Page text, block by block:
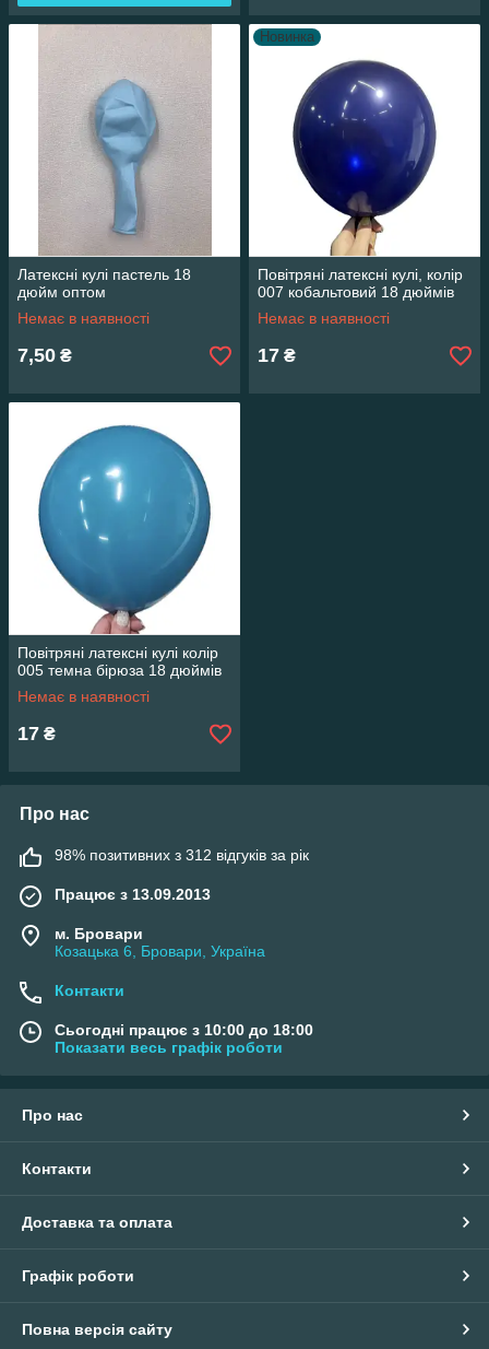
Латексні кулі пастель 18
дюйм оптом
Немає в наявності
7,50 ₴
Новинка
Повітряні латексні кулі, колір
007 кобальтовий 18 дюймів
Немає в наявності
17 ₴
Повітряні латексні кулі колір
005 темна бірюза 18 дюймів
Немає в наявності
17 ₴
Про нас
98% позитивних з 312 відгуків за рік
Працює з 13.09.2013
м. Бровари
Козацька 6, Бровари, Україна
Контакти
Сьогодні працює з 10:00 до 18:00
Показати весь графік роботи
Про нас
Контакти
Доставка та оплата
Графік роботи
Повна версія сайту